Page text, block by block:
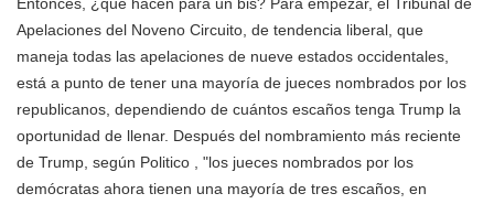
Apelaciones del Noveno Circuito, de tendencia liberal, que
maneja todas las apelaciones de nueve estados occidentales,
está a punto de tener una mayoría de jueces nombrados por los
republicanos, dependiendo de cuántos escaños tenga Trump la
oportunidad de llenar. Después del nombramiento más reciente
de Trump, según Politico , "los jueces nombrados por los
demócratas ahora tienen una mayoría de tres escaños, en